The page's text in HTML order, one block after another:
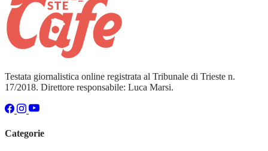
Testata giornalistica online registrata al Tribunale di Trieste n.
17/2018. Direttore responsabile: Luca Marsi.
Categorie